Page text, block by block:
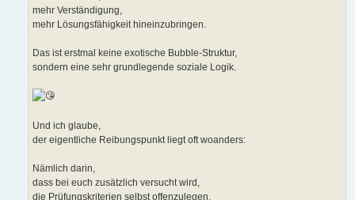
mehr Verständigung,
mehr Lösungsfähigkeit hineinzubringen.
Das ist erstmal keine exotische Bubble-Struktur,
sondern eine sehr grundlegende soziale Logik.
Und ich glaube,
der eigentliche Reibungspunkt liegt oft woanders:
Nämlich darin,
dass bei euch zusätzlich versucht wird,
die Prüfungskriterien selbst offenzulegen.